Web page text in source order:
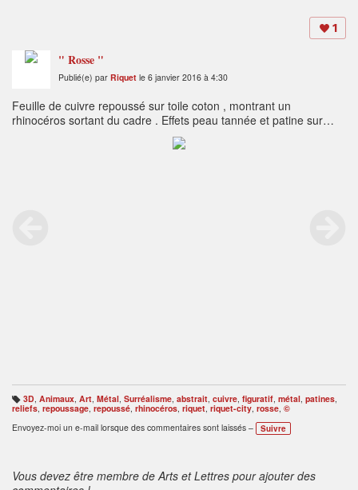
1
" Rosse "
Publié(e) par Riquet le 6 janvier 2016 à 4:30
Feuille de cuivre repoussé sur toile coton , montrant un
rhinocéros sortant du cadre . Effets peau tannée et patine sur
B
ali
s
e
3D, Animaux, Art, Métal, Surréalisme, abstrait, cuivre, figuratif, métal, patines,
reliefs repoussage repoussé rhinocéros riquet riquet-city rosse ©
Envoyez-moi un e-mail lorsque des commentaires sont laissés –
Suivre
Vous devez être membre de Arts et Lettres pour ajouter des